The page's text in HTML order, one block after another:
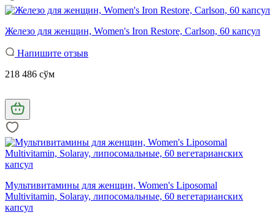
Железо для женщин, Women's Iron Restore, Carlson, 60 капсул
Напишите отзыв
218 486 сўм
Мультивитамины для женщин, Women's Liposomal
Multivitamin, Solaray, липосомальные, 60 вегетарианских
капсул